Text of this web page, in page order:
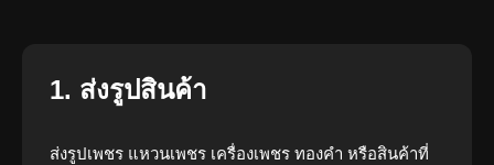
1. ส่งรูปสินค้า
ส่งรูปเพชร แหวนเพชร เครื่องเพชร ทองคำ หรือสินค้าที่